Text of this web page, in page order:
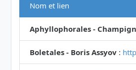
Nom et lien
Aphyllophorales -
Boletales - Boris Assyov :